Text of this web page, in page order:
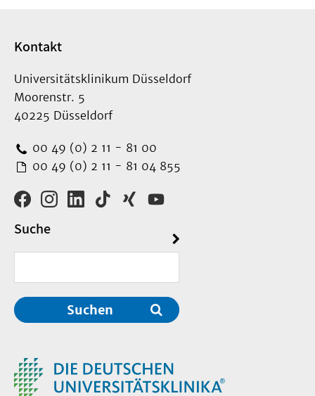
Kontakt
Universitätsklinikum Düsseldorf
Moorenstr. 5
40225 Düsseldorf
00 49 (0) 2 11 - 81 00
00 49 (0) 2 11 - 81 04 855
Suche
Suchen